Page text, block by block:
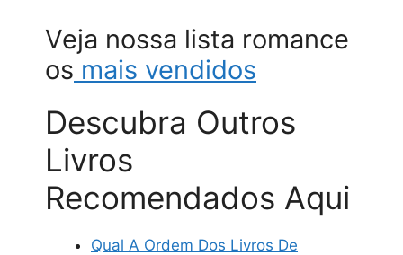
Veja nossa lista romance
os mais vendidos
Descubra Outros
Livros
Recomendados Aqui
Qual A Ordem Dos Livros De